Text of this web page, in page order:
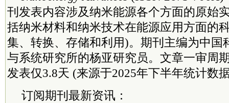
刊发表内容涉及纳米能源各个方面的原始
括纳米材料和纳米技术在能源应用方面的
集、转换、存储和利用)。期刊主编为中国
与系统研究所的杨亚研究员。文章一审周
发表仅3.8天 (来源于2025年下半年统计数
订阅期刊最新资讯：